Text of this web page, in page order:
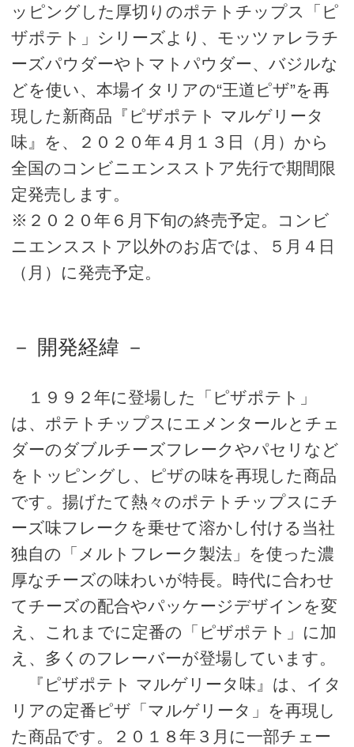
ッピングした厚切りのポテトチップス「ピ
ザポテト」シリーズより、モッツァレラチ
ーズパウダーやトマトパウダー、バジルな
どを使い、本場イタリアの“王道ピザ”を再
現した新商品『ピザポテト マルゲリータ
味』を、２０２０年４月１３日（月）から
全国のコンビニエンスストア先行で期間限
定発売します。
※２０２０年６月下旬の終売予定。コンビ
ニエンスストア以外のお店では、５月４日
（月）に発売予定。
－ 開発経緯 －
１９９２年に登場した「ピザポテト」
は、ポテトチップスにエメンタールとチェ
ダーのダブルチーズフレークやパセリなど
をトッピングし、ピザの味を再現した商品
です。揚げたて熱々のポテトチップスにチ
ーズ味フレークを乗せて溶かし付ける当社
独自の「メルトフレーク製法」を使った濃
厚なチーズの味わいが特長。時代に合わせ
てチーズの配合やパッケージデザインを変
え、これまでに定番の「ピザポテト」に加
え、多くのフレーバーが登場しています。
『ピザポテト マルゲリータ味』は、イタ
リアの定番ピザ「マルゲリータ」を再現し
た商品です。２０１８年３月に一部チェー